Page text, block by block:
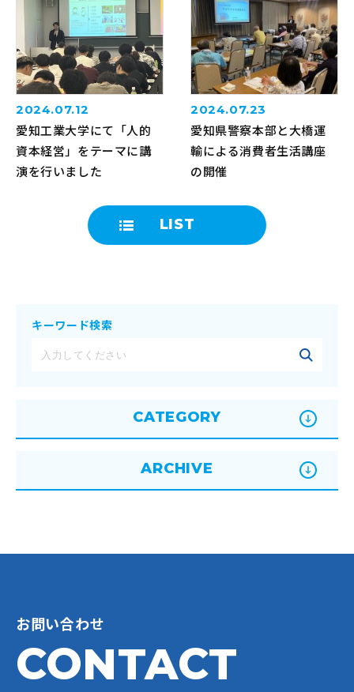
2024.07.12
愛知工業大学にて「人的
資本経営」をテーマに講
演を行いました
LIST
2024.07.23
愛知県警察本部と大橋運
輸による消費者生活講座
の開催
キーワード検索
CATEGORY
ARCHIVE
お問い合わせ
CONTACT